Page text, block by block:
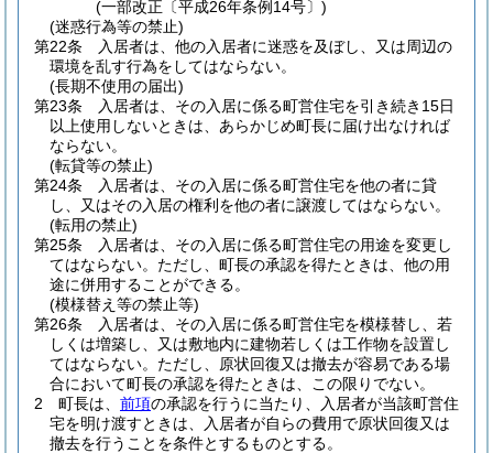
(一部改正〔平成26年条例14号〕)
(迷惑行為等の禁止)
第22条
入居者は、他の入居者に迷惑を及ぼし、又は周辺の
環境を乱す行為をしてはならない。
(長期不使用の届出)
第23条
入居者は、その入居に係る町営住宅を引き続き15日
以上使用しないときは、あらかじめ町長に届け出なければ
ならない。
(転貸等の禁止)
第24条
入居者は、その入居に係る町営住宅を他の者に貸
し、又はその入居の権利を他の者に譲渡してはならない。
(転用の禁止)
第25条
入居者は、その入居に係る町営住宅の用途を変更し
てはならない。 ただし、町長の承認を得たときは、他の用
途に併用することができる。
(模様替え等の禁止等)
第26条
入居者は、その入居に係る町営住宅を模様替し、若
しくは増築し、又は敷地内に建物若しくは工作物を設置し
てはならない。 ただし、原状回復又は撤去が容易である場
合において町長の承認を得たときは、この限りでない。
2
町長は、 前項の承認を行うに当たり、入居者が当該町営住
宅を明け渡すときは、入居者が自らの費用で原状回復又は
撤去を行うことを条件とするものとする。